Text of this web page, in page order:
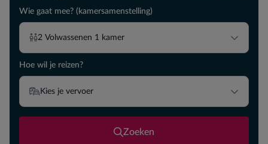
Wie gaat mee? (kamersamenstelling)
2 Volwassenen 1 kamer
Hoe wil je reizen?
Kies je vervoer
Zoeken